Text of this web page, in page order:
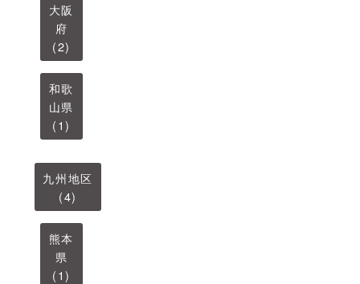
大阪
府
(2)
和歌
山県
(1)
九州地区
(4)
熊本
県
(1)